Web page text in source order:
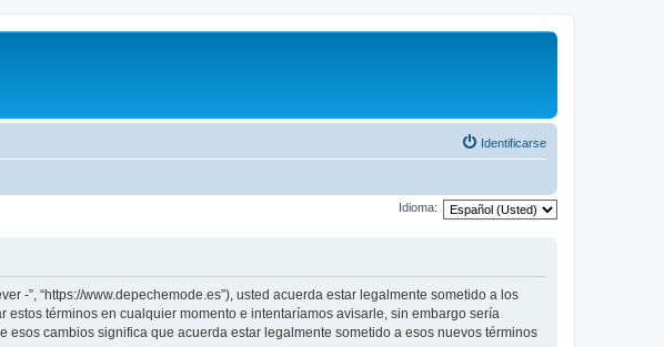
Identificarse
Idioma:
-”, “https://www.depechemode.es”), usted acuerda estar legalmente sometido a los
estos términos en cualquier momento e intentaríamos avisarle, sin embargo sería
esos cambios significa que acuerda estar legalmente sometido a esos nuevos términos